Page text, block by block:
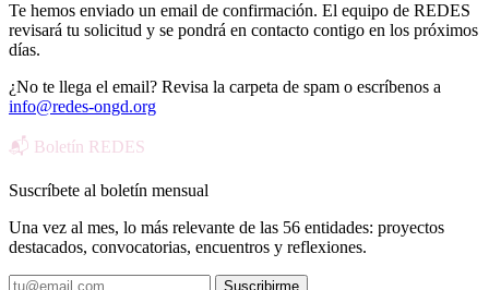
Te hemos enviado un email de confirmación. El equipo de REDES
revisará tu solicitud y se pondrá en contacto contigo en los próximos
días.
¿No te llega el email? Revisa la carpeta de spam o escríbenos a
info@redes-ongd.org
📬 Boletín REDES
Suscríbete al boletín mensual
Una vez al mes, lo más relevante de las 56 entidades: proyectos
destacados, convocatorias, encuentros y reflexiones.
Suscribirme